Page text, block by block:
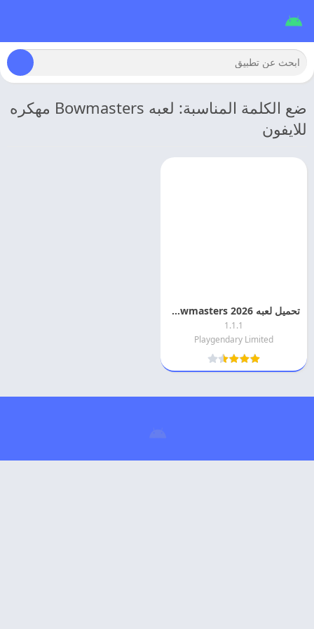
ضع الكلمة المناسبة: لعبه Bowmasters مهكره
للايفون
تحميل لعبه 2026 Ultimate Bowmasters مهكره اخر اصدار مجانا
1.1.1
Playgendary Limited